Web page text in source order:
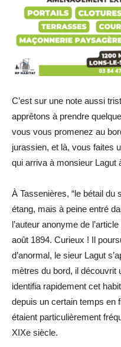
C’est sur une note aussi
apprêtons à prendre
vous vous promenez au
jurassien, et là, vous faites
qui arriva à monsieur Lagut
À Tassenières, “le bétail du
étang, mais à peine entré
l’auteur anonyme de
août 1894. Curieux ! Il
d’anormal, le sieur Lagut
mètres du bord, il découvrit
identifia rapidement cet
depuis un certain temps en
étaient particulièrement
XIXe siècle.